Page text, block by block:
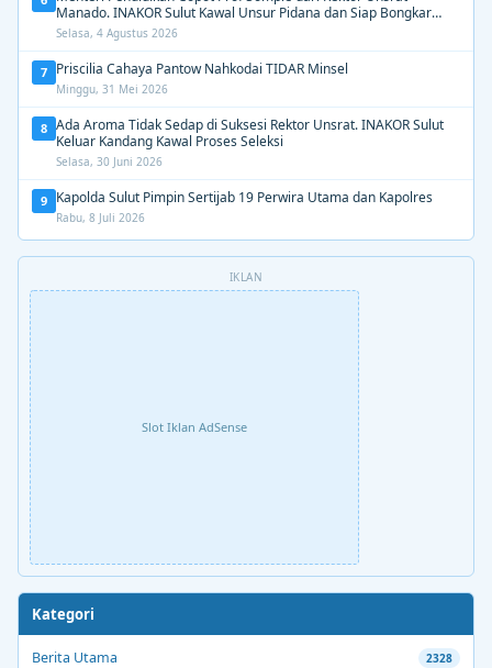
Manado. INAKOR Sulut Kawal Unsur Pidana dan Siap Bongkar
Aroma Busuk di Suksesi Rektor
Selasa, 4 Agustus 2026
7 Priscilia Cahaya Pantow Nahkodai TIDAR Minsel
Minggu, 31 Mei 2026
8 Ada Aroma Tidak Sedap di Suksesi Rektor Unsrat. INAKOR Sulut
Keluar Kandang Kawal Proses Seleksi
Selasa, 30 Juni 2026
9 Kapolda Sulut Pimpin Sertijab 19 Perwira Utama dan Kapolres
Rabu, 8 Juli 2026
IKLAN
Slot Iklan AdSense
Kategori
Berita Utama 2328